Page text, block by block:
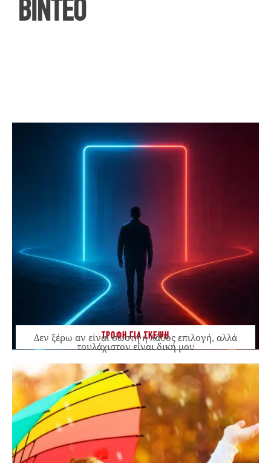
ΒΙΝΤΕΟ
ΤΡΟΦΗ ΓΙΑ ΣΚΕΨΗ
Δεν ξέρω αν είναι σωστή ή λάθος επιλογή, αλλά
τουλάχιστον είναι δική μου